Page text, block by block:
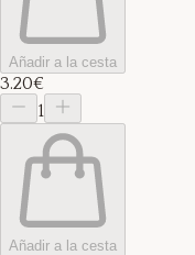
Añadir a la cesta
3.20€
1
Añadir a la cesta